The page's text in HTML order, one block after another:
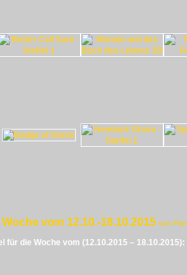
Woche vom 12.10.-18.10.2015 von
für die Woche vom (12.10.2015 – 18.10.2015):